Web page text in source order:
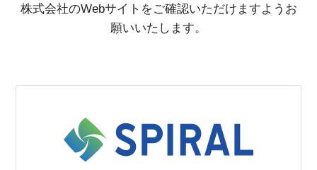
株式会社のWebサイトをご確認いただけますようお
願いいたします。